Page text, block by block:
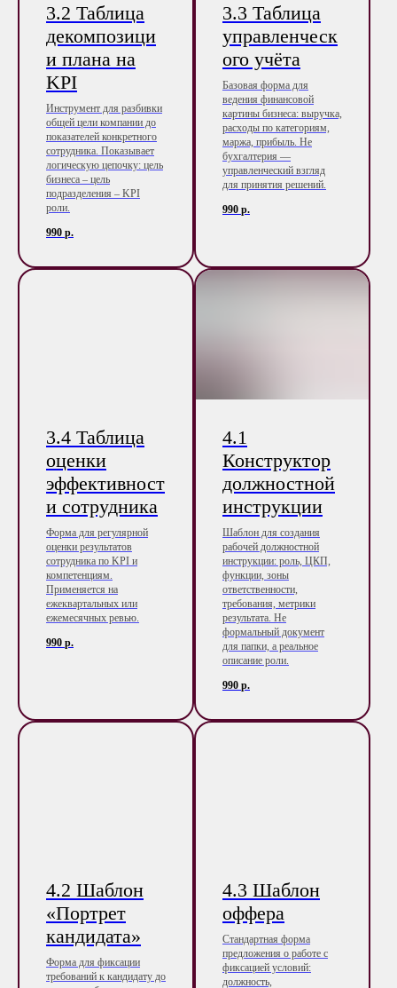
3.2 Таблица
декомпозици
и плана на
KPI
Инструмент для разбивки
общей цели компании до
показателей конкретного
сотрудника. Показывает
логическую цепочку: цель
бизнеса – цель
подразделения – KPI
роли.
990 р.
3.3 Таблица
управленческ
ого учёта
Базовая форма для
ведения финансовой
картины бизнеса: выручка,
расходы по категориям,
маржа, прибыль. Не
бухгалтерия —
управленческий взгляд
для принятия решений.
990 р.
3.4 Таблица
оценки
эффективност
и сотрудника
Форма для регулярной
оценки результатов
сотрудника по KPI и
компетенциям.
Применяется на
ежеквартальных или
ежемесячных ревью.
990 р.
4.1
Конструктор
должностной
инструкции
Шаблон для создания
рабочей должностной
инструкции: роль, ЦКП,
функции, зоны
ответственности,
требования, метрики
результата. Не
формальный документ
для папки, а реальное
описание роли.
990 р.
4.2 Шаблон
«Портрет
кандидата»
Форма для фиксации
требований к кандидату до
4.3 Шаблон
оффера
Стандартная форма
предложения о работе с
фиксацией условий:
должность,